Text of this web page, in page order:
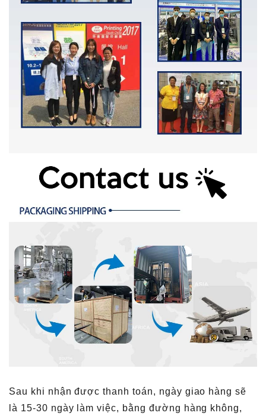
Sau khi nhận được thanh toán, ngày giao hàng sẽ
là 15-30 ngày làm việc, bằng đường hàng không,